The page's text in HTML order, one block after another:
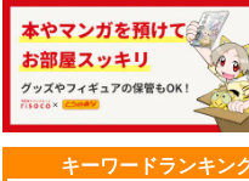
キーワードランキン